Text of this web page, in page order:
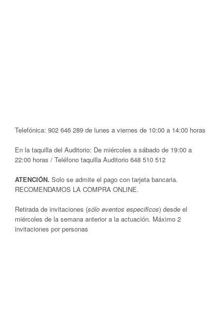
Telefónica: 902 646 289 de lunes a viernes de 10:00 a 14:00 horas
En la taquilla del Auditorio: De miércoles a sábado de 19:00 a
22:00 horas / Teléfono taquilla Auditorio 648 510 512
ATENCIÓN. Solo se admite el pago con tarjeta bancaria.
RECOMENDAMOS LA COMPRA ONLINE.
Retirada de invitaciones (sólo eventos especificos) desde el
miércoles de la semana anterior a la actuación. Máximo 2
invitaciones por personas